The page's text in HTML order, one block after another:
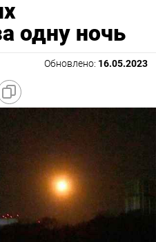
одну ночь
Обновлено: 16.05.2023